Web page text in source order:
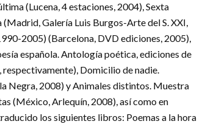
(Lucena, 4 estaciones, 2004), Sexta
Galería Luis Burgos-Arte del S. XXI,
2005) (Barcelona, DVD ediciones, 2005),
española. Antología poética, ediciones de
Domicilio de nadie.
Negra, 2008) y Animales distintos. Muestra
(México, Arlequín, 2008), así como en
los siguientes libros: Poemas a la hora